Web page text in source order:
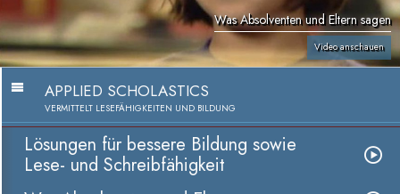
Was Absolventen und Eltern sagen
Video anschauen
APPLIED SCHOLASTICS
VERMITTELT LESEFÄHIGKEITEN UND BILDUNG
Lösungen für bessere Bildung sowie
Lese- und Schreibfähigkeit